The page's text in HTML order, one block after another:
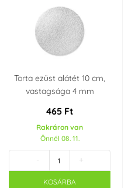
Torta ezüst alátét 10 cm,
vastagsága 4 mm
465 Ft
Rakráron van
Önnél 08. 11.
- +
KOSÁRBA